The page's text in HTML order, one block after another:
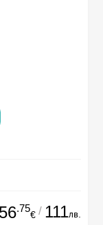
56.75
€ / 111лв.